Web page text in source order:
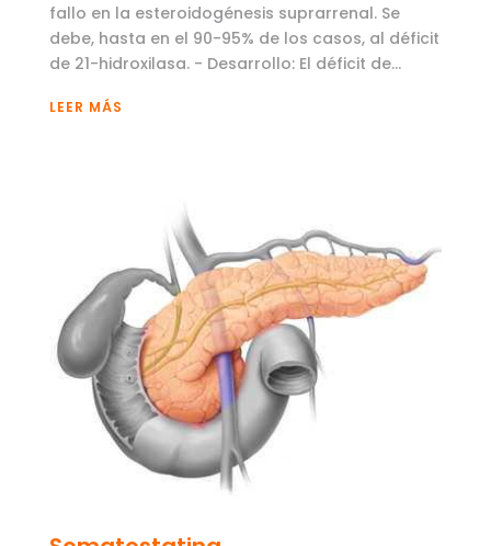
fallo en la esteroidogénesis suprarrenal. Se
debe, hasta en el 90-95% de los casos, al déficit
de 21-hidroxilasa. - Desarrollo: El déficit de...
LEER MÁS